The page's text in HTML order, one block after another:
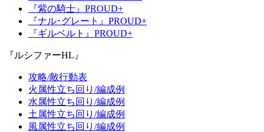
『紫の騎士』PROUD+
『ナル･グレート』PROUD+
『ギルベルト』PROUD+
『ルシファーHL』
攻略/敵行動表
火属性立ち回り/編成例
水属性立ち回り/編成例
土属性立ち回り/編成例
風属性立ち回り/編成例